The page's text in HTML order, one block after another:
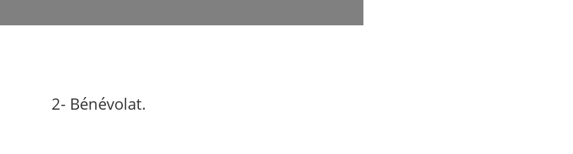
2- Bénévolat.